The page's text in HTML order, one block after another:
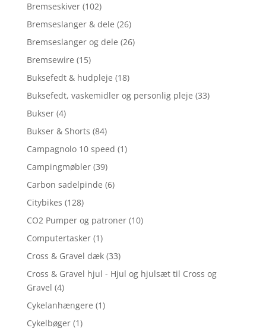
Bremseskiver (102)
Bremseslanger & dele (26)
Bremseslanger og dele (26)
Bremsewire (15)
Buksefedt & hudpleje (18)
Buksefedt, vaskemidler og personlig pleje (33)
Bukser (4)
Bukser & Shorts (84)
Campagnolo 10 speed (1)
Campingmøbler (39)
Carbon sadelpinde (6)
Citybikes (128)
CO2 Pumper og patroner (10)
Computertasker (1)
Cross & Gravel dæk (33)
Cross & Gravel hjul - Hjul og hjulsæt til Cross og
Gravel (4)
Cykelanhængere (1)
Cykelbøger (1)